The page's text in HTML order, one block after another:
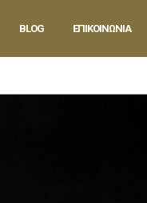
BLOG ΕΠΙΚΟΙΝΩΝΙΑ